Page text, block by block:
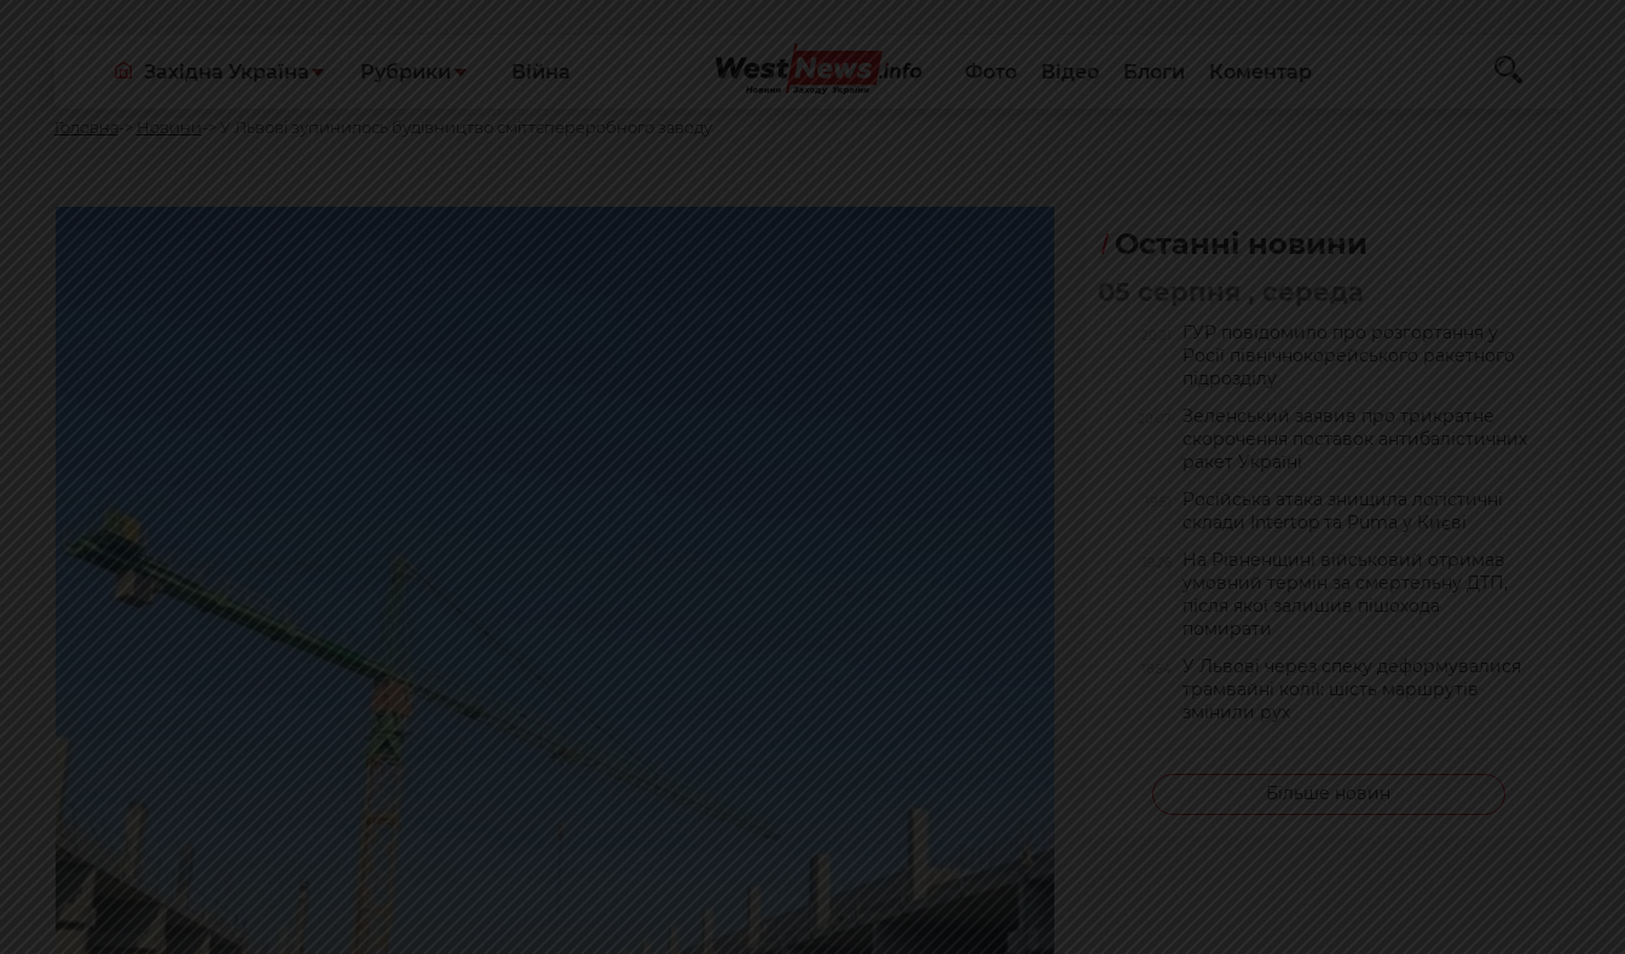
Західна Україна Рубрики Війна Фото Відео Блоги Коментар
Головна Новини У Львові зупинилось будівництво сміттєпереробного заводу
Останні новини
05 серпня , середа
ГУР повідомило про розгортання у
Росії північнокорейського ракетного
підрозділу
Зеленський заявив про трикратне
скорочення поставок антибалістичних
ракет Україні
Російська атака знищила логістичні
склади Intertop та Puma у Києві
На Рівненщині військовий отримав
умовний термін за смертельну ДТП,
після якої залишив пішохода
помирати
У Львові через спеку деформувалися
трамвайні колії: шість маршрутів
змінили рух
Більше новин